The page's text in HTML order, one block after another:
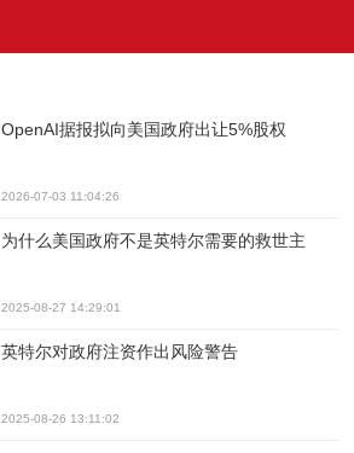
OpenAI据报拟向美国政府出让5%股权
2026-07-03 11:04:26
为什么美国政府不是英特尔需要的救世主
2025-08-27 14:29:01
英特尔对政府注资作出风险警告
2025-08-26 13:11:02